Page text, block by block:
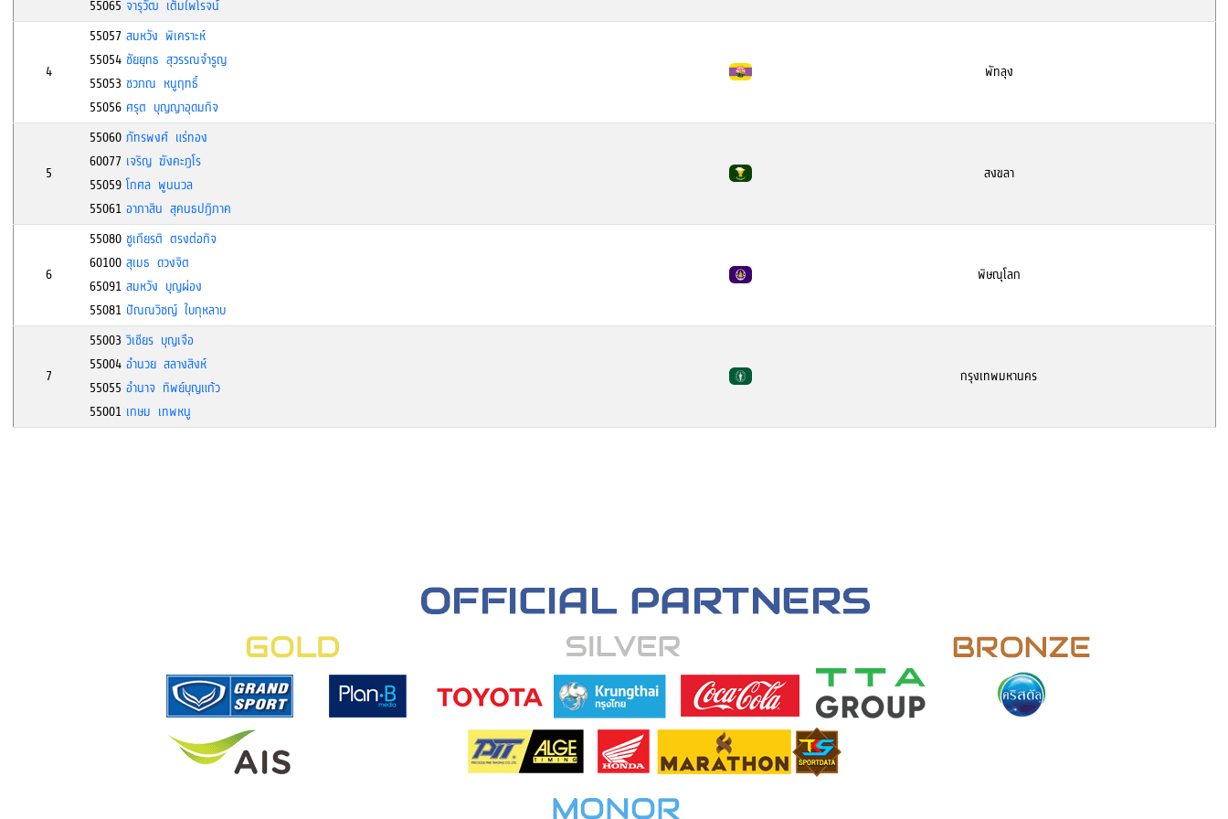
55065 จารุวัฒ เต็มไพโรจน์
4
55057 สมหวัง พิเคราะห์
55054 ชัยยุทธ สุวรรณจำรูญ
55053 ชวภณ หนูฤทธิ์
55056 ศรุต บุญญาอุดมกิจ
พัทลุง
5
55060 ภัทรพงศ์ แร่ทอง
60077 เจริญ ฆังคะฎโร
55059 โกศล พูนนวล
55061 อาภาสิน สุคนธปฏิภาค
สงขลา
6
55080 ชูเกียรติ ตรงต่อกิจ
60100 สุเมธ ดวงจิต
65091 สมหวัง บุญผ่อง
55081 ปัณณวิชญ์ ใบกุหลาบ
พิษณุโลก
7
55003 วิเชียร บุญเจือ
55004 อำนวย สลางสิงห์
55055 อำนาจ ทิพย์บุญแก้ว
55001 เกษม เทพหนู
กรุงเทพมหานคร